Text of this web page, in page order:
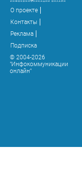
О проекте
Контакты
Реклама
Подписка
© 2004-2026
"Инфокоммуникации
онлайн"